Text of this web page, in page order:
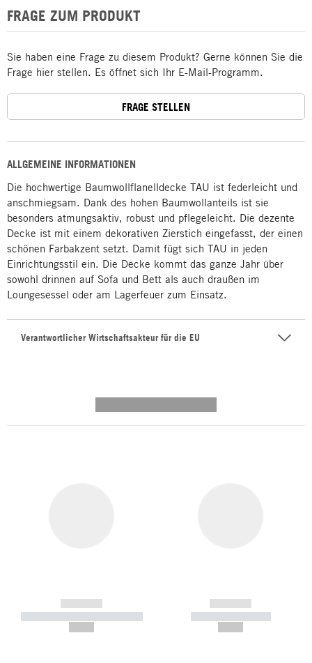
ALLGEMEINE INFORMATIONEN
Die hochwertige Baumwollflanelldecke TAU ist federleicht und
anschmiegsam. Dank des hohen Baumwollanteils ist sie
besonders atmungsaktiv, robust und pflegeleicht. Die dezente
Decke ist mit einem dekorativen Zierstich eingefasst, der einen
schönen Farbakzent setzt. Damit fügt sich TAU in jeden
Einrichtungsstil ein. Die Decke kommt das ganze Jahr über
sowohl drinnen auf Sofa und Bett als auch draußen im
Loungesessel oder am Lagerfeuer zum Einsatz.
Verantwortlicher Wirtschaftsakteur für die EU
FRAGE ZUM PRODUKT
Sie haben eine Frage zu diesem Produkt? Gerne können Sie die
Frage hier stellen. Es öffnet sich Ihr E-Mail-Programm.
FRAGE STELLEN
------------
----------- ----------- -----------
------------
----------- -----------